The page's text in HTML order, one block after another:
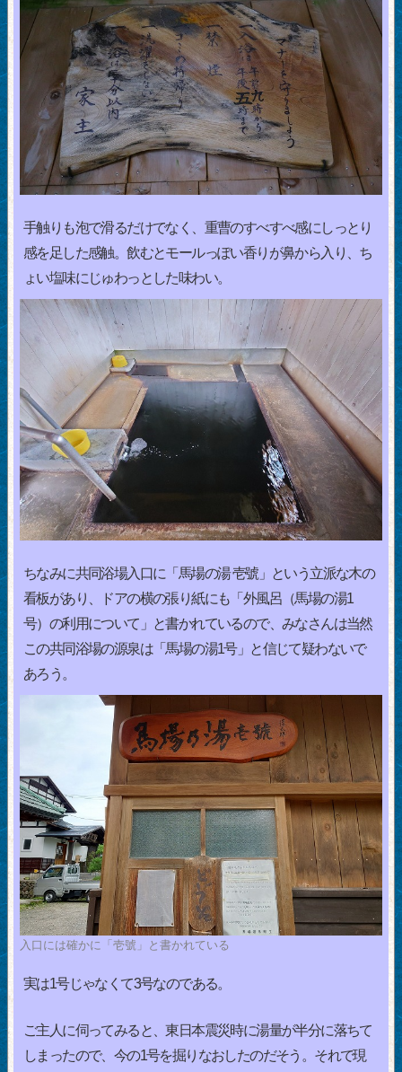
手触りも泡で滑るだけでなく、重曹のすべすべ感にしっとり
感を足した感触。飲むとモールっぽい香りが鼻から入り、ち
ょい塩味にじゅわっとした味わい。
ちなみに共同浴場入口に「馬場の湯 壱號」という立派な木の
看板があり、ドアの横の張り紙にも「外風呂（馬場の湯1
号）の利用について」と書かれているので、みなさんは当然
この共同浴場の源泉は「馬場の湯1号」と信じて疑わないで
あろう。
入口には確かに「壱號」と書かれている
実は1号じゃなくて3号なのである。
ご主人に伺ってみると、東日本震災時に湯量が半分に落ちて
しまったので、今の1号を掘りなおしたのだそう。それで現